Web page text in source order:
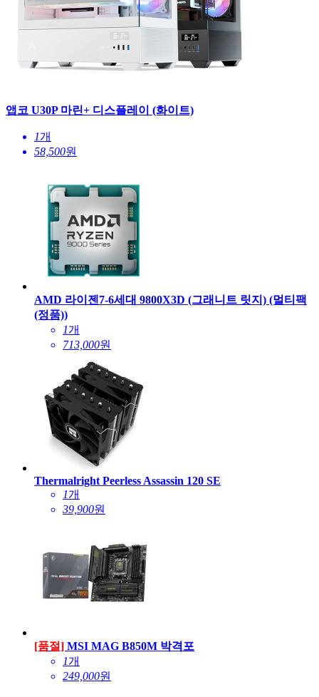
앱코 U30P 마린+ 디스플레이 (화이트)
1개
58,500원
AMD 라이젠7-6세대 9800X3D (그래니트 릿지) (멀티팩
(정품))
1개
713,000원
Thermalright Peerless Assassin 120 SE
1개
39,900원
[품절] MSI MAG B850M 박격포
1개
249,000원